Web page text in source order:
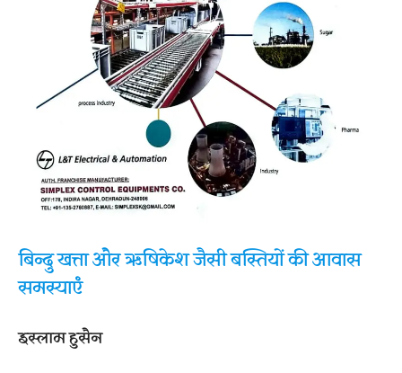
बिन्दु खत्ता और ऋषिकेश जैसी बस्तियों की आवास
समस्याएं
इस्लाम हुसैन